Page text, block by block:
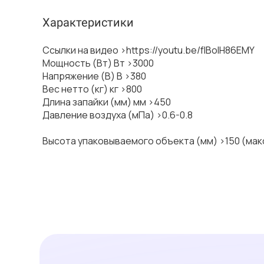
Характеристики
Ссылки на видео >https://youtu.be/fIBoIH86EMY
Мощность (Вт) Вт >3000
Напряжение (В) В >380
Вес нетто (кг) кг >800
Длина запайки (мм) мм >450
Давление воздуха (мПа) >0.6-0.8
Высота упаковываемого объекта (мм) >150